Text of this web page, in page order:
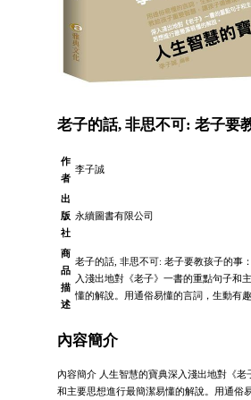
老子的話, 非思不可: 老子要
作
者
李子誠
出
版
社
永續圖書有限公司
商
品
描
述
老子的話, 非思不可: 老子要教孩子的事
入淺出地對《老子》一書的重點句子和
懂的解說。用通俗易懂的言詞，生動有
內容簡介
內容簡介 人生智慧的寶典深入淺出地對《老
和主要思想進行最簡潔易懂的解說。用通俗